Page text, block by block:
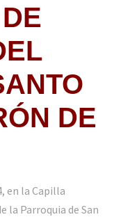
DE
en la Capilla
la Parroquia de San